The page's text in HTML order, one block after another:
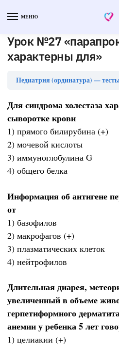
МЕНЮ
Урок №27
характерны для»
Педиатрия (ординатура) —
Для синдрома холестаза
сыворотке крови
1) прямого билирубина (+)
2) мочевой кислоты
3) иммуноглобулина G
4) общего белка
Информация об антигене
от
1) базофилов
2) макрофагов (+)
3) плазматических клеток
4) нейтрофилов
Длительная диарея,
увеличенный в объеме
герпетиформного
анемии у ребенка 5 лет
1) целиакии (+)